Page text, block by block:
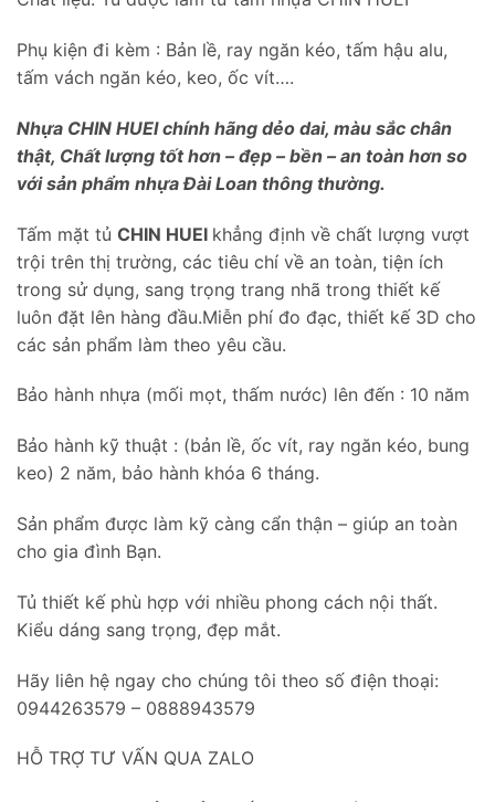
Phụ kiện đi kèm : Bản lề, ray ngăn kéo, tấm hậu alu,
tấm vách ngăn kéo, keo, ốc vít….
Nhựa CHIN HUEI chính hãng dẻo dai, màu sắc chân
thật, Chất lượng tốt hơn – đẹp – bền – an toàn hơn so
với sản phẩm nhựa Đài Loan thông thường.
Tấm mặt tủ CHIN HUEI khẳng định về chất lượng vượt
trội trên thị trường, các tiêu chí về an toàn, tiện ích
trong sử dụng, sang trọng trang nhã trong thiết kế
luôn đặt lên hàng đầu.Miễn phí đo đạc, thiết kế 3D cho
các sản phẩm làm theo yêu cầu.
Bảo hành nhựa (mối mọt, thấm nước) lên đến : 10 năm
Bảo hành kỹ thuật : (bản lề, ốc vít, ray ngăn kéo, bung
keo) 2 năm, bảo hành khóa 6 tháng.
Sản phẩm được làm kỹ càng cẩn thận – giúp an toàn
cho gia đình Bạn.
Tủ thiết kế phù hợp với nhiều phong cách nội thất.
Kiểu dáng sang trọng, đẹp mắt.
Hãy liên hệ ngay cho chúng tôi theo số điện thoại:
0944263579 – 0888943579
HỖ TRỢ TƯ VẤN QUA ZALO